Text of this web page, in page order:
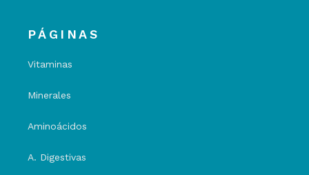
PÁGINAS
Vitaminas
Minerales
Aminoácidos
A. Digestivas